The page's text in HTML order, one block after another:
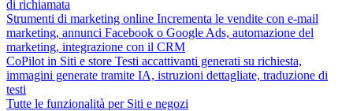
di richiamata
Strumenti di marketing online Incrementa le vendite con e-mail
marketing, annunci Facebook o Google Ads, automazione del
marketing, integrazione con il CRM
CoPilot in Siti e store Testi accattivanti generati su richiesta,
immagini generate tramite IA, istruzioni dettagliate, traduzione di
testi
Tutte le funzionalità per Siti e negozi